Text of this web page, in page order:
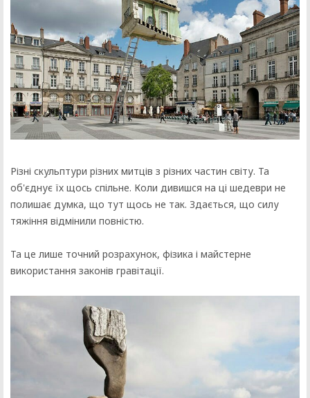
Різні скульптури різних митців з різних частин світу. Та
об'єднує їх щось спільне. Коли дивишся на ці шедеври не
полишає думка, що тут щось не так. Здається, що силу
тяжіння відмінили повністю.
Та це лише точний розрахунок, фізика і майстерне
використання законів гравітації.